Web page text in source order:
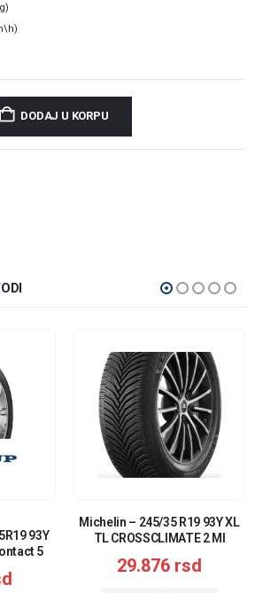
DODAJ U KORPU
93Y
5
Michelin – 245/35 R19 93Y XL
TL CROSSCLIMATE 2 MI
29.876 rsd